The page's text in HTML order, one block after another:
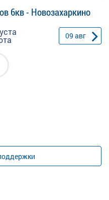
6кв - Новозахаркино
09 авг